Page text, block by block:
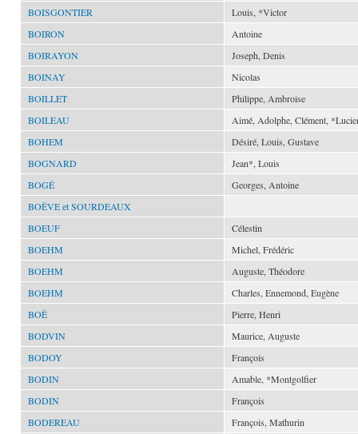
BOISGONTIER
Louis, *Victor
BOIRON
Antoine
BOIRAYON
Joseph, Denis
BOINAY
Nicolas
BOILLET
Philippe, Ambroise
BOILEAU
Aimé, Adolphe, Clément,
BOHEM
Désiré, Louis, Gustave
BOGNARD
Jean*, Louis
BOGÉ
Georges, Antoine
BOËVE et SOURDEAUX
BOEUF
Célestin
BOEHM
Michel, Frédéric
BOEHM
Auguste, Théodore
BOEHM
Charles, Ennemond, Eugène
BOË
Pierre, Henri
BODVIN
Maurice, Auguste
BODOY
François
BODIN
Amable, *Montgolfier
BODIN
François
BODEREAU
François, Mathurin